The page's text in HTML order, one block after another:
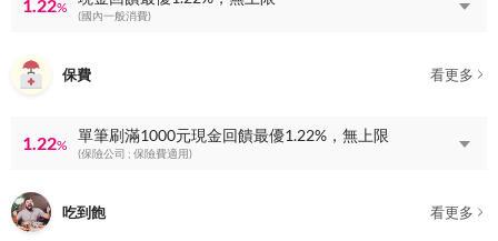
1.22% (國內一般消費)
保費 看更多
1.22%
單筆刷滿1000元現金回饋最優1.22%，無上限
(保險公司 ; 保險費適用)
吃到飽 看更多